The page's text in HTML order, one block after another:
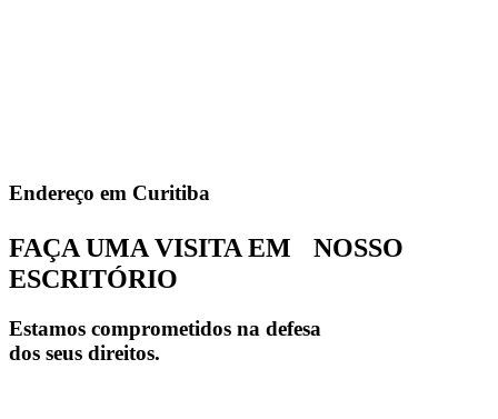
Endereço em Curitiba
FAÇA UMA VISITA EM NOSSO
ESCRITÓRIO
Estamos comprometidos na defesa
dos seus direitos.